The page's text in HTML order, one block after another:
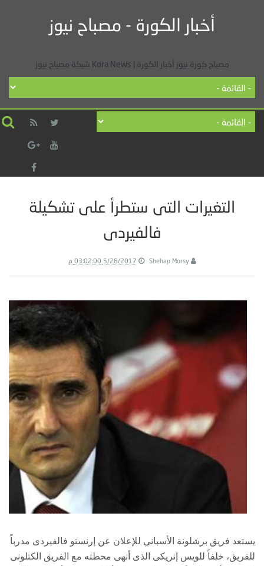
أخبار الكورة - مصباح نيوز
مصباح كورة نيوز أخبار الكورة | Kora News شبكة مصباح نيوز
التغيرات التى ستطرأ على تشكيلة
فالفيردى
Shehap Morsy 5/28/2017 03:02:00 م
يستعد فريق برشلونة الأسباني للإعلان عن إرنستو فالفيردى مدرباً
للفريق، خلفاً للويس إنريكى الذى أنهى محطته مع الفريق الكتلونى